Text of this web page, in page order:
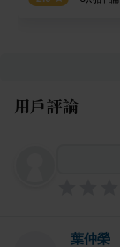
用戶評論
葉仲榮